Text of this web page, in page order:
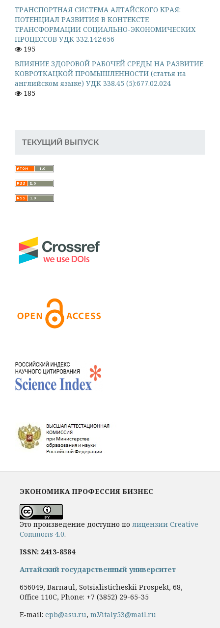
ТРАНСПОРТНАЯ СИСТЕМА АЛТАЙСКОГО КРАЯ:
ПОТЕНЦИАЛ РАЗВИТИЯ В КОНТЕКСТЕ
ТРАНСФОРМАЦИИ СОЦИАЛЬНО-ЭКОНОМИЧЕСКИХ
ПРОЦЕССОВ УДК 332.142:656
195
ВЛИЯНИЕ ЗДОРОВОЙ РАБОЧЕЙ СРЕДЫ НА РАЗВИТИЕ
КОВРОТКАЦКОЙ ПРОМЫШЛЕННОСТИ (статья на
английском языке) УДК 338.45 (5):677.02.024
185
ТЕКУЩИЙ ВЫПУСК
ЭКОНОМИКА ПРОФЕССИЯ БИЗНЕС
Это произведение доступно по лицензии Creative
Commons 4.0.
ISSN: 2413-8584
Алтайский государственный университет
656049, Barnaul, Sotsialisticheskii Prospekt, 68,
Office 110C, Phone: +7 (3852) 29-65-35
E-mail: epb@asu.ru, m.Vitaly53@mail.ru